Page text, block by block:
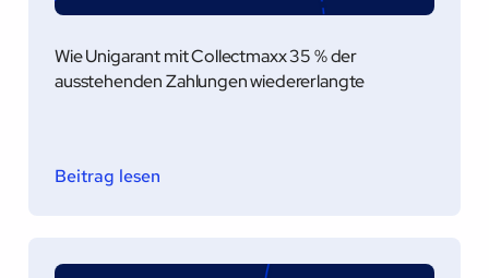
Wie Unigarant mit Collectmaxx 35 % der
ausstehenden Zahlungen wiedererlangte
Beitrag lesen